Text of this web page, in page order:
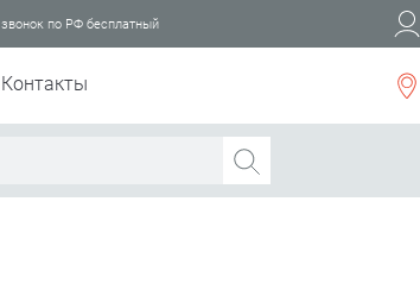
звонок по РФ бесплатный
Контакты